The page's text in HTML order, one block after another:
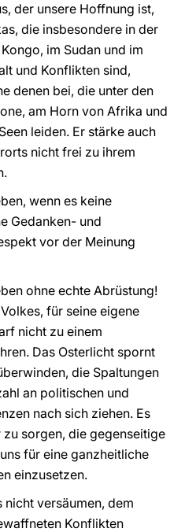
der unsere Hoffnung ist,
die insbesondere in der
im Sudan und im
und Konflikten sind,
denen bei, die unter den
am Horn von Afrika und
leiden. Er stärke auch
nicht frei zu ihrem
wenn es keine
Gedanken- und
vor der Meinung
ohne echte Abrüstung!
für seine eigene
nicht zu einem
Das Osterlicht spornt
die Spaltungen
an politischen und
nach sich ziehen. Es
sorgen, die gegenseitige
für eine ganzheitliche
einzusetzen.
nicht versäumen, dem
Konflikten